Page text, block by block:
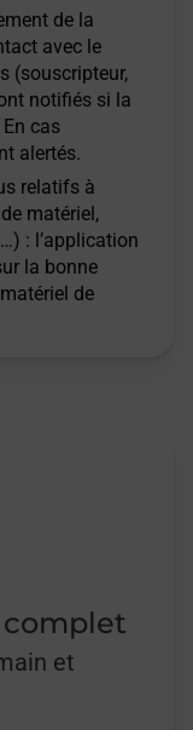
de la
avec le
(souscripteur,
notifiés si la
cas
alertés.
relatifs à
matériel,
: l’application
la bonne
de
et